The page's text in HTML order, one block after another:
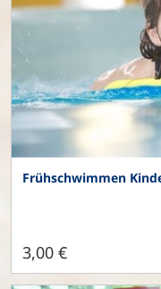
Frühschwimmen
3,00 €